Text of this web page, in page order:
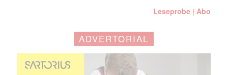
Leseprobe |Abo
ADVERTORIAL